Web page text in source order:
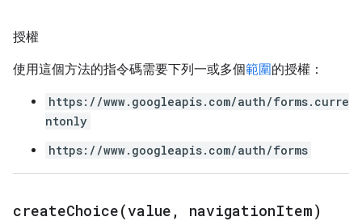
授權
使用這個方法的指令碼需要下列一或多個範圍的授權：
https://www.googleapis.com/auth/forms.curre
ntonly
https://www.googleapis.com/auth/forms
createChoice(value , navigationItem)